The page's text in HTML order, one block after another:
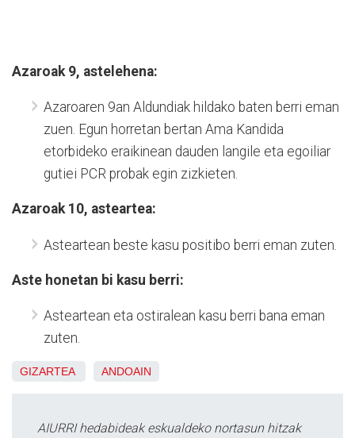
Azaroak 9, astelehena:
Azaroaren 9an Aldundiak hildako baten berri eman
zuen. Egun horretan bertan Ama Kandida
etorbideko eraikinean dauden langile eta egoiliar
gutiei PCR probak egin zizkieten.
Azaroak 10, asteartea:
Asteartean beste kasu positibo berri eman zuten.
Aste honetan bi kasu berri:
Asteartean eta ostiralean kasu berri bana eman
zuten.
GIZARTEA ANDOAIN
AIURRI hedabideak eskualdeko nortasun hitzak